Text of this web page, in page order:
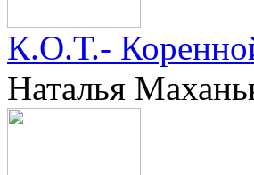
К.О.Т.-
Наталья